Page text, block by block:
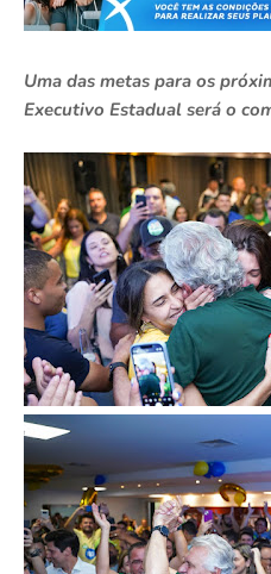
Uma das metas para os
Executivo Estadual será o